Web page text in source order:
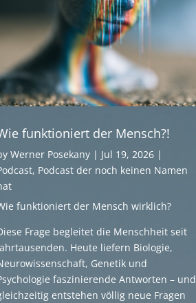
funktioniert der Mensch?!
Werner Posekany | Jul 19, 2026 |
, Podcast der noch keinen Namen
funktioniert der Mensch wirklich?
Frage begleitet die Menschheit seit
Heute liefern Biologie,
Genetik und
faszinierende Antworten – und
entstehen völlig neue Fragen